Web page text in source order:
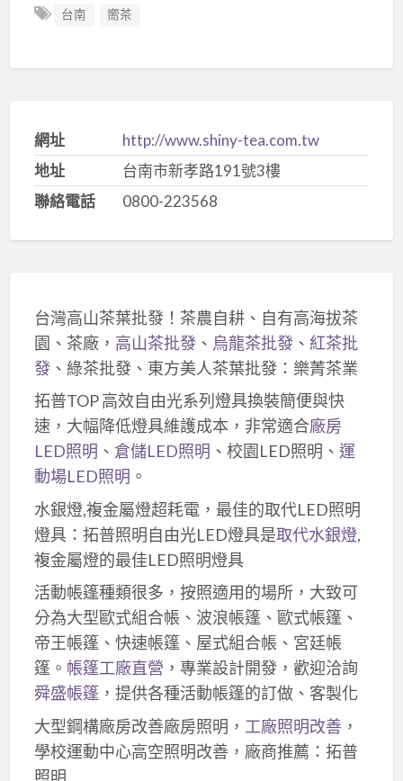
台南 嚮茶
網址
http://www.shiny-tea.com.tw
地址
台南市新孝路191號3樓
聯絡電話
0800-223568
台灣高山茶葉批發！茶農自耕、自有高海拔茶
園、茶廠， 高山茶批發、 烏龍茶批發、 紅茶批
發、綠茶批發、東方美人茶葉批發：樂菁茶業
拓普TOP 高效自由光系列燈具換裝簡便與快
速，大幅降低燈具維護成本，非常適合廠房
LED照明 、 倉儲LED照明 、校園LED照明、 運
動場LED照明 。
水銀燈,複金屬燈超耗電，最佳的取代LED照明
燈具：拓普照明自由光LED燈具是取代水銀燈,
複金屬燈的最佳LED照明燈具
活動帳篷種類很多，按照適用的場所，大致可
分為大型歐式組合帳、波浪帳篷、歐式帳篷、
帝王帳篷、快速帳篷、屋式組合帳、宮廷帳
篷。 帳篷工廠直營 ，專業設計開發，歡迎洽詢
舜盛帳篷，提供各種活動帳篷的訂做、客製化
大型鋼構廠房改善廠房照明， 工廠照明改善，
學校運動中心高空照明改善，廠商推薦：拓普
照明